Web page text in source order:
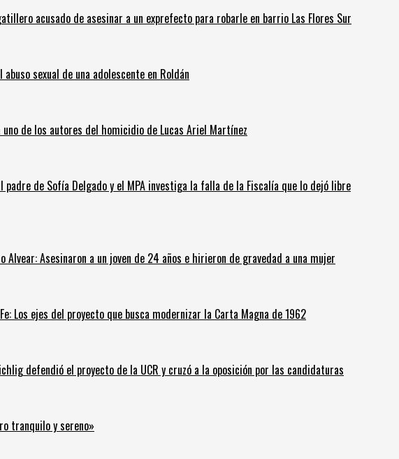
acusado de asesinar a un exprefecto para robarle en barrio Las Flores Sur
sexual de una adolescente en Roldán
uno de los autores del homicidio de Lucas Ariel Martínez
padre de Sofía Delgado y el MPA investiga la falla de la Fiscalía que lo dejó libre
Alvear: Asesinaron a un joven de 24 años e hirieron de gravedad a una mujer
Los ejes del proyecto que busca modernizar la Carta Magna de 1962
defendió el proyecto de la UCR y cruzó a la oposición por las candidaturas
tranquilo y sereno»